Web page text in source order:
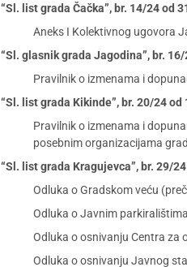
“Sl. list grada Čačka”, br. 14/24 od
Aneks I Kolektivnog ugovora
“Sl. glasnik grada Jagodina”, br.
Pravilnik o izmenama i
“Sl. list grada Kikinde”, br. 20/24
Pravilnik o izmenama i
posebnim organizacijama
“Sl. list grada Kragujevca”, br. 29/
Odluka o Gradskom veću
Odluka o Javnim
Odluka o osnivanju Centra za
Odluka o osnivanju Javnog